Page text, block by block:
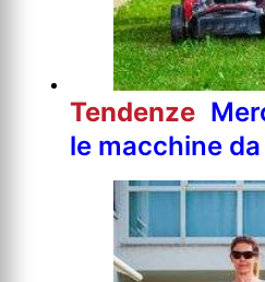
Tendenze
le macchine